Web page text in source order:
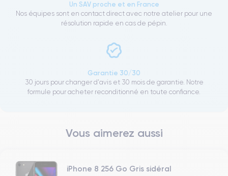
Un SAV proche et en France
Nos équipes sont en contact direct avec notre atelier pour une
résolution rapide en cas de pépin.
Garantie 30/30
30 jours pour changer d'avis et 30 mois de garantie. Notre
formule pour acheter reconditionné en toute confiance.
Vous aimerez aussi
iPhone 8 256 Go Gris sidéral